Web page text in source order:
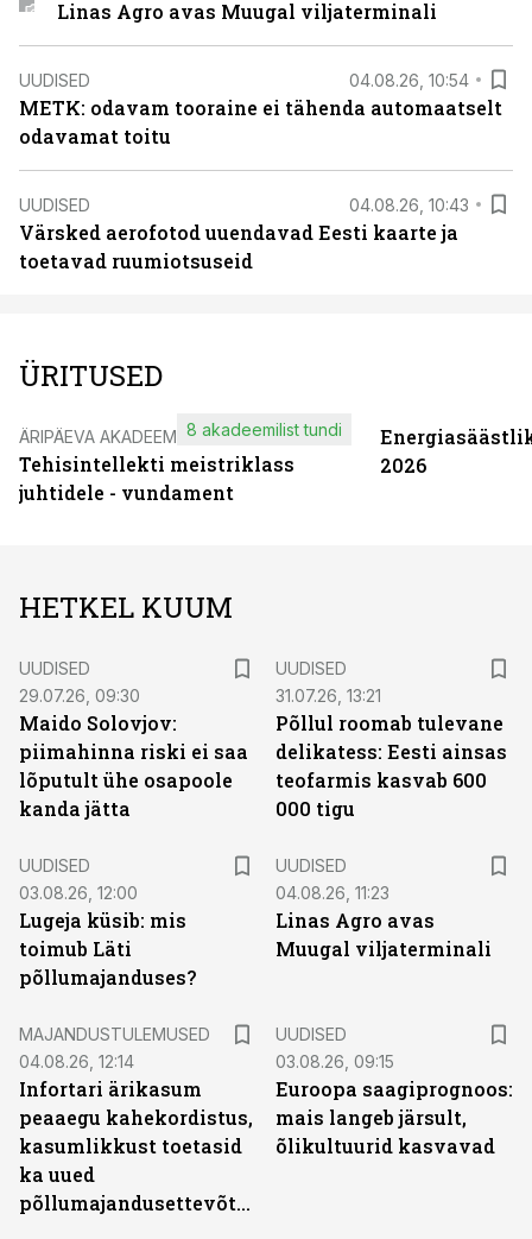
Linas Agro avas Muugal viljaterminali
UUDISED 04.08.26, 10:54
METK: odavam tooraine ei tähenda automaatselt
odavamat toitu
UUDISED 04.08.26, 10:43
Värsked aerofotod uuendavad Eesti kaarte ja
toetavad ruumiotsuseid
ÜRITUSED
ÄRIPÄEVA AKADEEMIA
Tehisintellekti meistriklass
juhtidele - vundament
8 akadeemilist tundi
2026
HETKEL KUUM
UUDISED
29.07.26, 09:30
Maido Solovjov:
piimahinna riski ei saa
lõputult ühe osapoole
kanda jätta
UUDISED
31.07.26, 13:21
Põllul roomab tulevane
delikatess: Eesti ainsas
teofarmis kasvab 600
000 tigu
UUDISED
03.08.26, 12:00
Lugeja küsib: mis
toimub Läti
põllumajanduses?
UUDISED
04.08.26, 11:23
Linas Agro avas
Muugal viljaterminali
MAJANDUSTULEMUSED
04.08.26, 12:14
Infortari ärikasum
peaaegu kahekordistus,
kasumlikkust toetasid
ka uued
põllumajandusettevõtted
UUDISED
03.08.26, 09:15
Euroopa saagiprognoos:
mais langeb järsult,
õlikultuurid kasvavad